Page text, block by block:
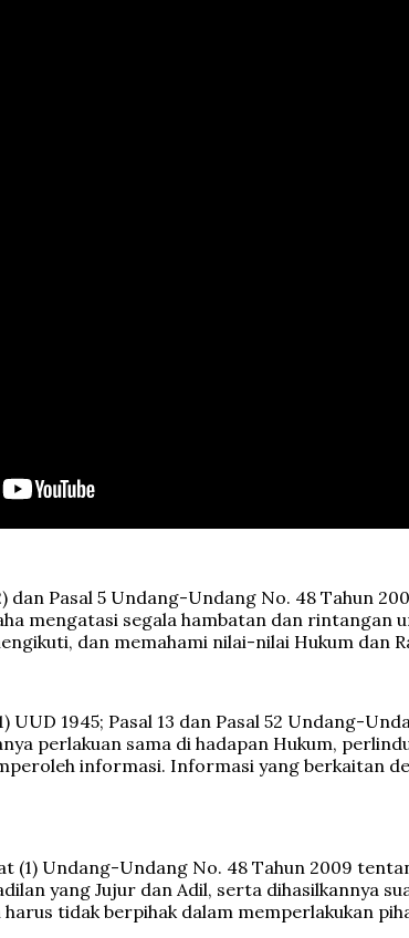
dan Pasal 5 Undang-Undang No. 48 Tahun
mengatasi segala hambatan dan rintangan
dan memahami nilai-nilai Hukum dan
UUD 1945; Pasal 13 dan Pasal 52 Undang-
perlakuan sama di hadapan Hukum,
informasi. Informasi yang berkaitan
(1) Undang-Undang No. 48 Tahun 2009
yang Jujur dan Adil, serta dihasilkannya
tidak berpihak dalam memperlakukan